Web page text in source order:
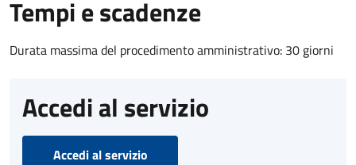
Tempi e scadenze
Durata massima del procedimento amministrativo: 30 giorni
Accedi al servizio
Accedi al servizio